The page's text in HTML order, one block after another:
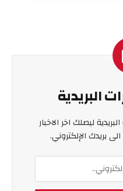
البريدية
ليصلك اخر الاخبار
بريدك الإلكتروني.